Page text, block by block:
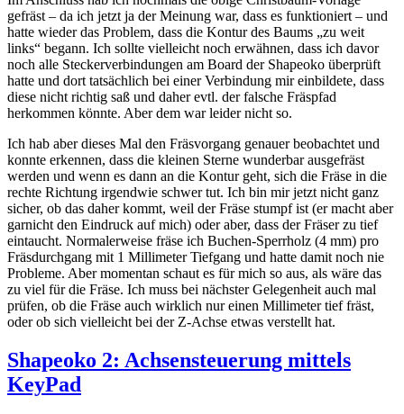
gefräst – da ich jetzt ja der Meinung war, dass es funktioniert – und
hatte wieder das Problem, dass die Kontur des Baums „zu weit
links“ begann. Ich sollte vielleicht noch erwähnen, dass ich davor
noch alle Steckerverbindungen am Board der Shapeoko überprüft
hatte und dort tatsächlich bei einer Verbindung mir einbildete, dass
diese nicht richtig saß und daher evtl. der falsche Fräspfad
herkommen könnte. Aber dem war leider nicht so.
Ich hab aber dieses Mal den Fräsvorgang genauer beobachtet und
konnte erkennen, dass die kleinen Sterne wunderbar ausgefräst
werden und wenn es dann an die Kontur geht, sich die Fräse in die
rechte Richtung irgendwie schwer tut. Ich bin mir jetzt nicht ganz
sicher, ob das daher kommt, weil der Fräse stumpf ist (er macht aber
garnicht den Eindruck auf mich) oder aber, dass der Fräser zu tief
eintaucht. Normalerweise fräse ich Buchen-Sperrholz (4 mm) pro
Fräsdurchgang mit 1 Millimeter Tiefgang und hatte damit noch nie
Probleme. Aber momentan schaut es für mich so aus, als wäre das
zu viel für die Fräse. Ich muss bei nächster Gelegenheit auch mal
prüfen, ob die Fräse auch wirklich nur einen Millimeter tief fräst,
oder ob sich vielleicht bei der Z-Achse etwas verstellt hat.
Shapeoko 2: Achsensteuerung mittels
KeyPad